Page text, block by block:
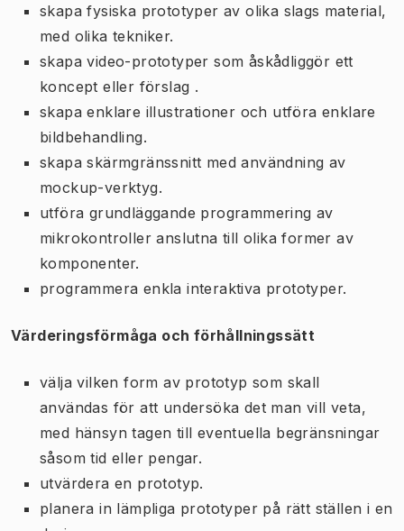
skapa fysiska prototyper av olika slags material,
med olika tekniker.
skapa video-prototyper som åskådliggör ett
koncept eller förslag .
skapa enklare illustrationer och utföra enklare
bildbehandling.
skapa skärmgränssnitt med användning av
mockup-verktyg.
utföra grundläggande programmering av
mikrokontroller anslutna till olika former av
komponenter.
programmera enkla interaktiva prototyper.
Värderingsförmåga och förhållningssätt
välja vilken form av prototyp som skall
användas för att undersöka det man vill veta,
med hänsyn tagen till eventuella begränsningar
såsom tid eller pengar.
utvärdera en prototyp.
planera in lämpliga prototyper på rätt ställen i en